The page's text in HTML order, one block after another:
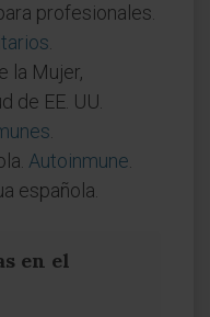
profesionales.
la Mujer,
de EE. UU.
Autoinmune
española.
en el